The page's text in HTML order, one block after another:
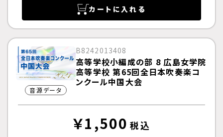
カートに入れる
音源データ
B8242013408
高等学校小編成の部 8 広島女学院
高等学校 第65回全日本吹奏楽コ
ンクール中国大会
￥1,500 税込